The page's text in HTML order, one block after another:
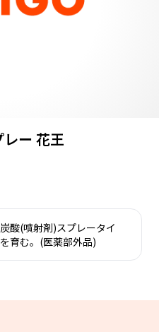
ー 花王
酸(噴射剤)スプレータイ
育む。(医薬部外品)